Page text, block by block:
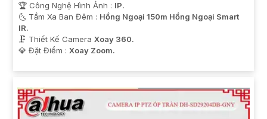
🏆 Công Nghệ Hình Ảnh : IP.
🌜 Tầm Xa Ban Đêm : Hồng Ngoại 150m Hồng Ngoại Smart
IR.
🗜️ Thiết Kế Camera Xoay 360.
️💎 Đặt Điểm : Xoay Zoom.